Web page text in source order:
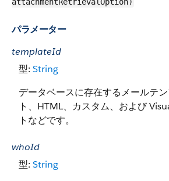
パラメーター
templateId
型: String
データベースに存在するメールテ
ト、HTML、カスタム、および
トなどです。
whoId
型: String